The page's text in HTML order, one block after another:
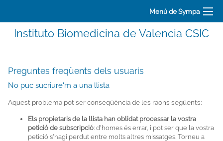
Menú de Sympa
Instituto Biomedicina de Valencia CSIC
Preguntes freqüents dels usuaris
No puc sucriure'm a una llista
Aquest problema pot ser conseqüència de les raons següents:
Els propietaris de la llista han oblidat processar la vostra
petició de subscripció: d'homes és errar, i pot ser que la vostra
petició s'hagi perdut entre molts altres missatges. Torneu a